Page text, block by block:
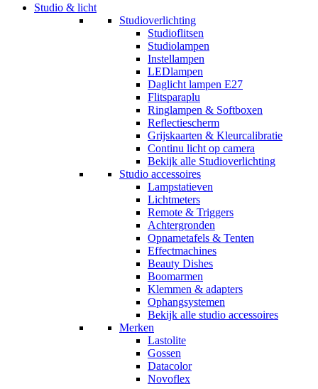
Studio & licht
Studioverlichting
Studioflitsen
Studiolampen
Instellampen
LEDlampen
Daglicht lampen E27
Flitsparaplu
Ringlampen & Softboxen
Reflectiescherm
Grijskaarten & Kleurcalibratie
Continu licht op camera
Bekijk alle Studioverlichting
Studio accessoires
Lampstatieven
Lichtmeters
Remote & Triggers
Achtergronden
Opnametafels & Tenten
Effectmachines
Beauty Dishes
Boomarmen
Klemmen & adapters
Ophangsystemen
Bekijk alle studio accessoires
Merken
Lastolite
Gossen
Datacolor
Novoflex